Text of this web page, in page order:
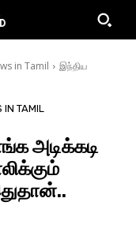
in Tamil
இந்திய
IN TAMIL
அடிக்கடி